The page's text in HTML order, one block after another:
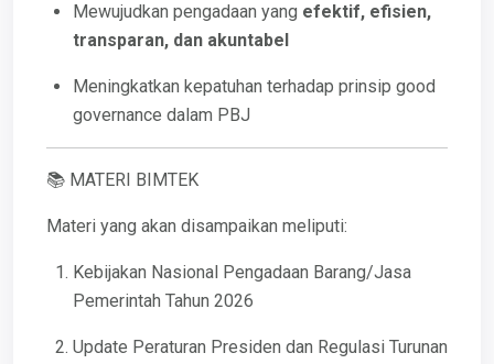
Mewujudkan pengadaan yang efektif, efisien,
transparan, dan akuntabel
Meningkatkan kepatuhan terhadap prinsip good
governance dalam PBJ
📚 MATERI BIMTEK
Materi yang akan disampaikan meliputi:
Kebijakan Nasional Pengadaan Barang/Jasa
Pemerintah Tahun 2026
Update Peraturan Presiden dan Regulasi Turunan